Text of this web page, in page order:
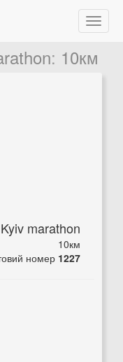
: 10км
marathon
10км
номер 1227